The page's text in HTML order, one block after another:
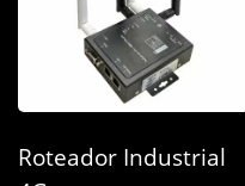
Roteador Industrial